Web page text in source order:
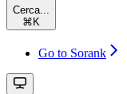
Cerca...
⌘ K
Go to Sorank